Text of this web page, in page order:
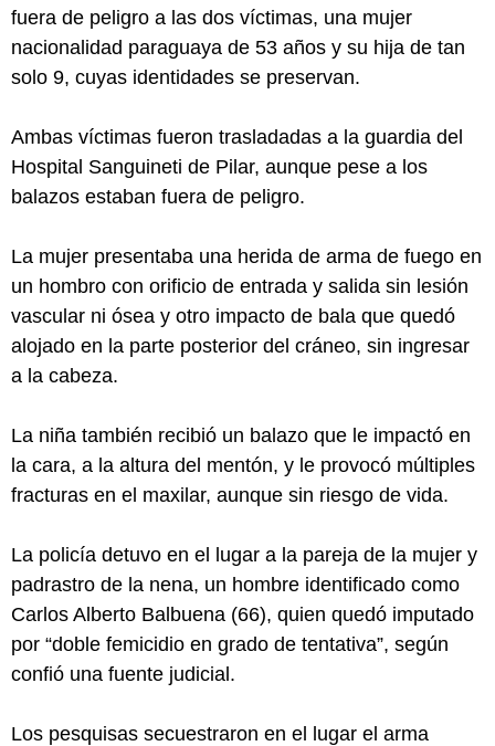
fuera de peligro a las dos víctimas, una mujer
nacionalidad paraguaya de 53 años y su hija de tan
solo 9, cuyas identidades se preservan.
Ambas víctimas fueron trasladadas a la guardia del
Hospital Sanguineti de Pilar, aunque pese a los
balazos estaban fuera de peligro.
La mujer presentaba una herida de arma de fuego en
un hombro con orificio de entrada y salida sin lesión
vascular ni ósea y otro impacto de bala que quedó
alojado en la parte posterior del cráneo, sin ingresar
a la cabeza.
La niña también recibió un balazo que le impactó en
la cara, a la altura del mentón, y le provocó múltiples
fracturas en el maxilar, aunque sin riesgo de vida.
La policía detuvo en el lugar a la pareja de la mujer y
padrastro de la nena, un hombre identificado como
Carlos Alberto Balbuena (66), quien quedó imputado
por “doble femicidio en grado de tentativa”, según
confió una fuente judicial.
Los pesquisas secuestraron en el lugar el arma